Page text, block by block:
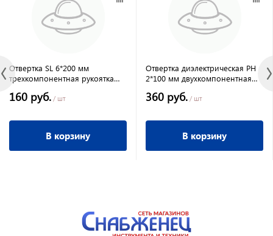
Отвертка SL 6*200 мм
трехкомпонентная рукоятка
160 руб. / шт
В корзину
Отвертка диэлектрическая PH
2*100 мм двухкомпонентная
Gross
360 руб. / шт
В корзину